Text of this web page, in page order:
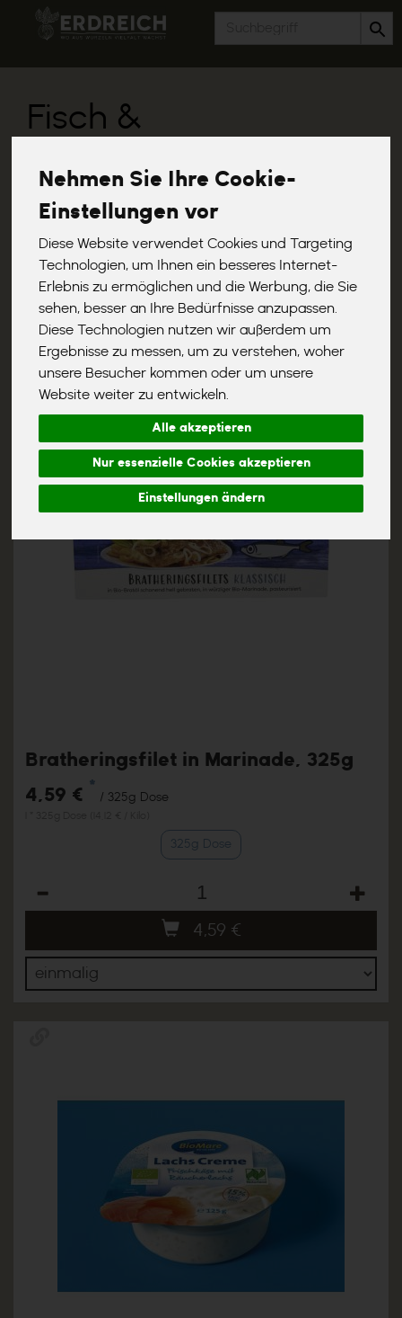
Nehmen Sie Ihre Cookie-
Einstellungen vor
Diese Website verwendet Cookies und Targeting
Technologien, um Ihnen ein besseres Internet-
Erlebnis zu ermöglichen und die Werbung, die Sie
sehen, besser an Ihre Bedürfnisse anzupassen.
Diese Technologien nutzen wir außerdem um
Ergebnisse zu messen, um zu verstehen, woher
unsere Besucher kommen oder um unsere
Website weiter zu entwickeln.
Alle akzeptieren
Nur essenzielle Cookies akzeptieren
Einstellungen ändern
Fisch &
Meeresfrüchte
Hersteller Ernährung Allergene
Bratheringsfilet in Marinade, 325g
4,59 € *
/ 325g Dose
325g Dose
4,59 €